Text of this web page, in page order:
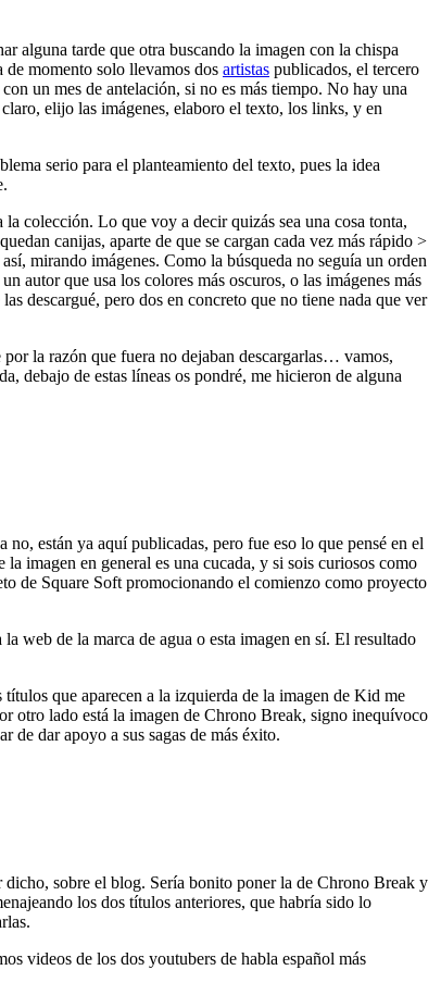
alguna tarde que otra buscando la imagen con la chispa
de momento solo llevamos dos artistas publicados, el tercero
un mes de antelación, si no es más tiempo. No hay una
elijo las imágenes, elaboro el texto, los links, y en
serio para el planteamiento del texto, pues la idea
colección. Lo que voy a decir quizás sea una cosa tonta,
canijas, aparte de que se cargan cada vez más rápido >
mirando imágenes. Como la búsqueda no seguía un orden
autor que usa los colores más oscuros, o las imágenes más
descargué, pero dos en concreto que no tiene nada que ver
la razón que fuera no dejaban descargarlas… vamos,
debajo de estas líneas os pondré, me hicieron de alguna
están ya aquí publicadas, pero fue eso lo que pensé en el
imagen en general es una cucada, y si sois curiosos como
de Square Soft promocionando el comienzo como proyecto
web de la marca de agua o esta imagen en sí. El resultado
que aparecen a la izquierda de la imagen de Kid me
otro lado está la imagen de Chrono Break, signo inequívoco
de dar apoyo a sus sagas de más éxito.
sobre el blog. Sería bonito poner la de Chrono Break y
los dos títulos anteriores, que habría sido lo
videos de los dos youtubers de habla español más